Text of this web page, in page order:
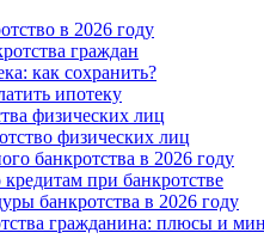
в 2026 году
граждан
как сохранить?
ипотеку
физических лиц
физических лиц
банкротства в 2026 году
при банкротстве
банкротства в 2026 году
гражданина: плюсы и